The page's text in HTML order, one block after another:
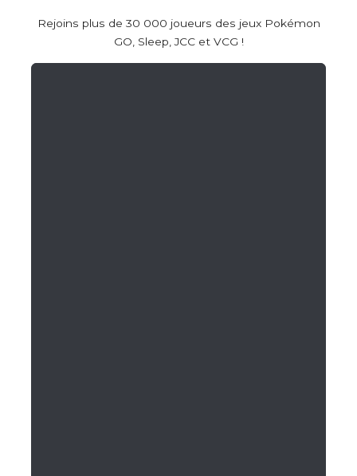
Rejoins plus de 30 000 joueurs des jeux Pokémon
GO, Sleep, JCC et VCG !